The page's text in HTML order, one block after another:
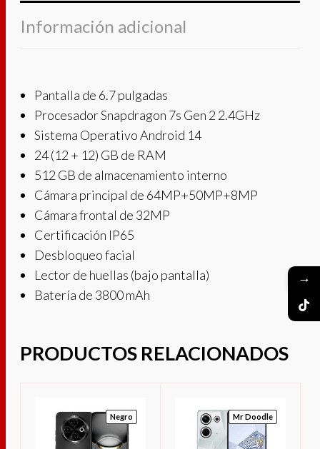
Información adicional
Pantalla de 6.7 pulgadas
Procesador Snapdragon 7s Gen 2 2.4GHz
Sistema Operativo Android 14
24 (12 + 12) GB de RAM
512 GB de almacenamiento interno
Cámara principal de 64MP+50MP+8MP
Cámara frontal de 32MP
Certificación IP65
Desbloqueo facial
Lector de huellas (bajo pantalla)
Batería de 3800 mAh
PRODUCTOS RELACIONADOS
Negro Mr Doodle
→